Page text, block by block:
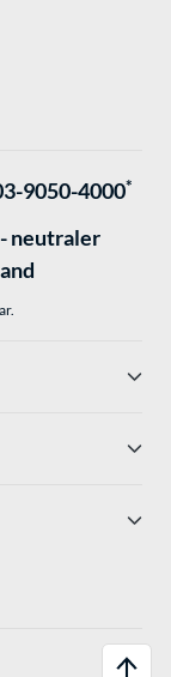
9050-4000*
- neutraler